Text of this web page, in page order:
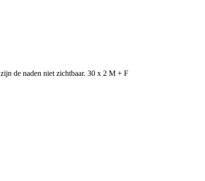
de naden niet zichtbaar. 30 x 2 M + F